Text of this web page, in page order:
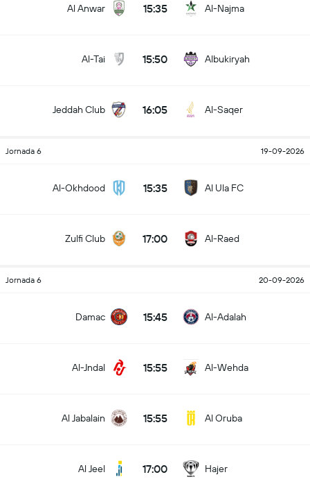
Al Anwar 15:35 Al-Najma
Al-Tai 15:50 Albukiryah
Jeddah Club 16:05 Al-Saqer
Jornada 6 19-09-2026
Al-Okhdood 15:35 Al Ula FC
Zulfi Club 17:00 Al-Raed
Jornada 6 20-09-2026
Damac 15:45 Al-Adalah
Al-Jndal 15:55 Al-Wehda
Al Jabalain 15:55 Al Oruba
Al Jeel 17:00 Hajer